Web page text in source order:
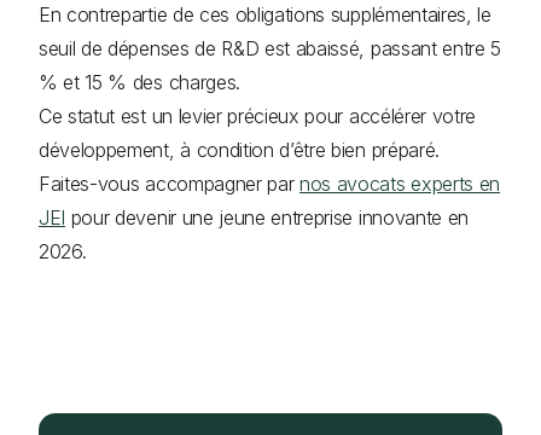
En contrepartie de ces obligations supplémentaires, le
seuil de dépenses de R&D est abaissé, passant entre 5
% et 15 % des charges.
Ce statut est un levier précieux pour accélérer votre
développement, à condition d’être bien préparé.
Faites-vous accompagner parnos avocats experts en
JEI pour devenir une jeune entreprise innovante en
2026.